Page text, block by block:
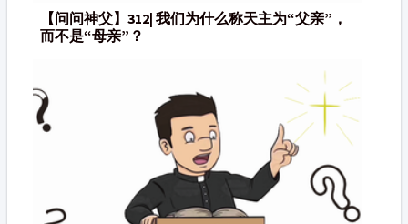
【问问神父】312| 我们为什么称天主为“父亲”，
而不是“母亲”？